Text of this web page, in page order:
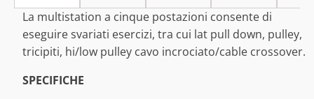
La multistation a cinque postazioni consente di
eseguire svariati esercizi, tra cui lat pull down, pulley,
tricipiti, hi/low pulley cavo incrociato/cable crossover.
SPECIFICHE